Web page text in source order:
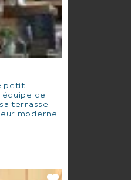
petit-
de
terrasse
moderne